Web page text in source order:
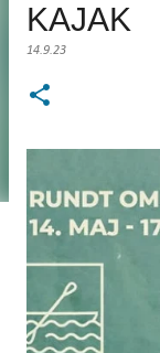
KAJAK
14.9.23